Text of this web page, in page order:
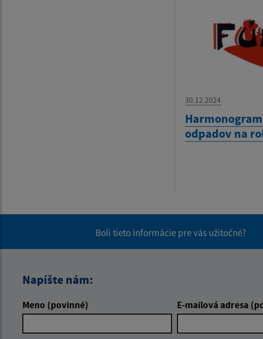
30.12.2024
odpadov na
Boli tieto informácie pre vás užitočné?
Napíšte nám:
Meno (povinné) E-mailová adresa